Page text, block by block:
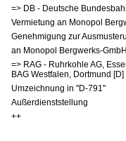
=> DB - Deutsche
Vermietung an Monopol
Genehmigung zur
an Monopol Bergwerks-
=> RAG - Ruhrkohle AG,
BAG Westfalen, Dortmund
Umzeichnung in "D-791"
Außerdienststellung
++